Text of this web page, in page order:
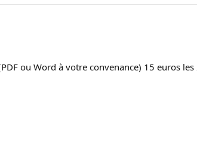
ou Word à votre convenance) 15 euros